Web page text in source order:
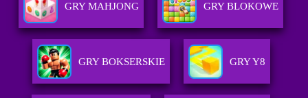
GRY MAHJONG GRY BLOKOWE
GRY BOKSERSKIE GRY Y8